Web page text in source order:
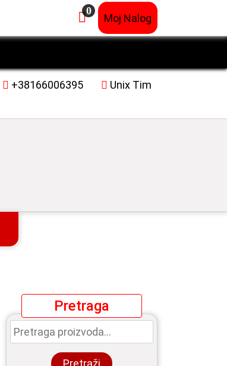
0
Moj Nalog
+38166006395 Unix Tim
Pretraga
Pretraga
za:
Pretraži